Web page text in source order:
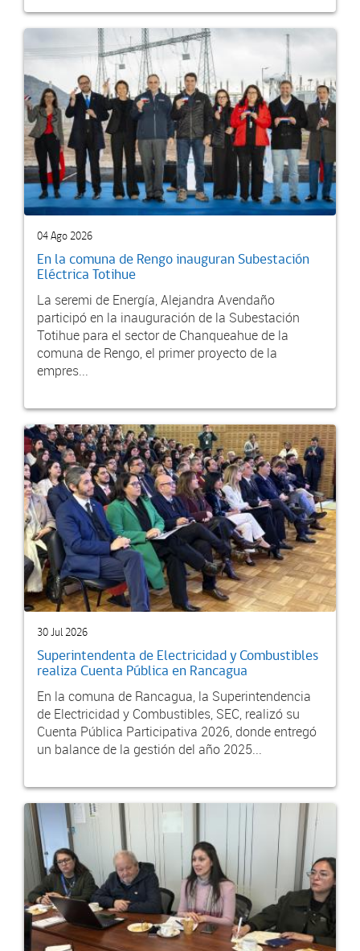
04 Ago 2026
En la comuna de Rengo inauguran Subestación
Eléctrica Totihue
La seremi de Energía, Alejandra Avendaño
participó en la inauguración de la Subestación
Totihue para el sector de Chanqueahue de la
comuna de Rengo, el primer proyecto de la
empres...
30 Jul 2026
Superintendenta de Electricidad y Combustibles
realiza Cuenta Pública en Rancagua
En la comuna de Rancagua, la Superintendencia
de Electricidad y Combustibles, SEC, realizó su
Cuenta Pública Participativa 2026, donde entregó
un balance de la gestión del año 2025...